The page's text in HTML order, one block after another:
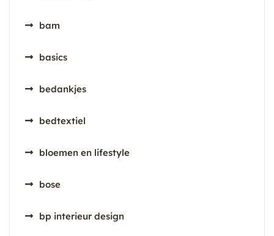
bam
basics
bedankjes
bedtextiel
bloemen en lifestyle
bose
bp interieur design